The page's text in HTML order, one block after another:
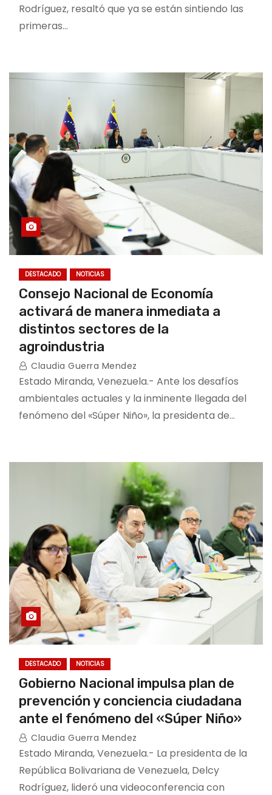
Rodríguez, resaltó que ya se están sintiendo las
primeras…
DESTACADO NOTICIAS
Consejo Nacional de Economía
activará de manera inmediata a
distintos sectores de la
agroindustria
Claudia Guerra Mendez
Estado Miranda, Venezuela.- Ante los desafíos
ambientales actuales y la inminente llegada del
fenómeno del «Súper Niño», la presidenta de…
DESTACADO NOTICIAS
Gobierno Nacional impulsa plan de
prevención y conciencia ciudadana
ante el fenómeno del «Súper Niño»
Claudia Guerra Mendez
Estado Miranda, Venezuela.- La presidenta de la
República Bolivariana de Venezuela, Delcy
Rodríguez, lideró una videoconferencia con